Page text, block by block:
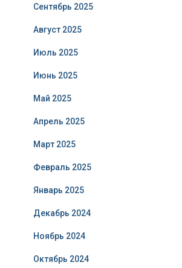
Сентябрь 2025
Август 2025
Июль 2025
Июнь 2025
Май 2025
Апрель 2025
Март 2025
Февраль 2025
Январь 2025
Декабрь 2024
Ноябрь 2024
Октябрь 2024